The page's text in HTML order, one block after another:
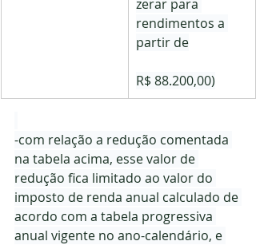
zerar para
rendimentos a
partir de
R$ 88.200,00)
-com relação a redução comentada
na tabela acima, esse valor de
redução fica limitado ao valor do
imposto de renda anual calculado de
acordo com a tabela progressiva
anual vigente no ano-calendário, e